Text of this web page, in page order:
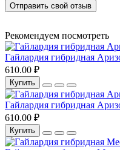
Отправить свой отзыв
Рекомендуем посмотреть
Гайлардия гибридная
610.00 ₽
Купить
Гайлардия гибридная
610.00 ₽
Купить